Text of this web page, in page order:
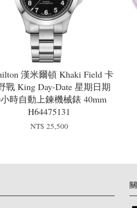
漢米爾頓 Khaki Field 卡
戰 King Day-Date 星期日期
時自動上鍊機械錶 40mm
H64475131
NT$ 25,500